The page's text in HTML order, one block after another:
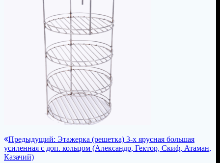
Навигация
по
Предыдущий: Предыдущая
запись:
Этажерка (решетка) 3-х ярусная большая
усиленная с доп. кольцом (Александр, Гектор, Скиф, Атаман,
Казачий)